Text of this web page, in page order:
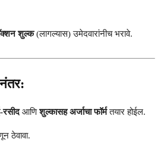
शुल्क(लागल्यास) उमेदवारांनीच भरावे.
रसीदआणिशुल्कासह अर्जाचा फॉर्मतयार होईल.
ठेवावा.